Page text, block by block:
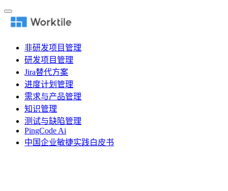
非研发项目管理
研发项目管理
Jira替代方案
进度计划管理
需求与产品管理
知识管理
测试与缺陷管理
PingCode Ai
中国企业敏捷实践白皮书